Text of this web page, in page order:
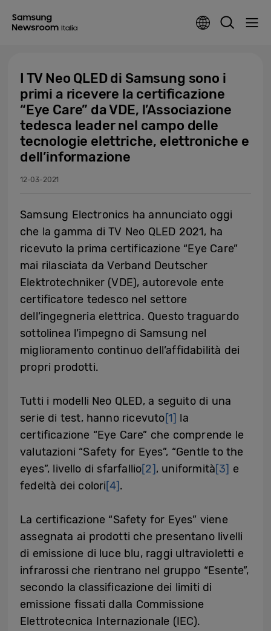
I TV Neo QLED di Samsung sono i
primi a ricevere la certificazione
“Eye Care” da VDE, l’Associazione
tedesca leader nel campo delle
tecnologie elettriche, elettroniche e
dell’informazione
12-03-2021
Samsung Electronics ha annunciato oggi
che la gamma di TV Neo QLED 2021, ha
ricevuto la prima certificazione “Eye Care”
mai rilasciata da Verband Deutscher
Elektrotechniker (VDE), autorevole ente
certificatore tedesco nel settore
dell’ingegneria elettrica. Questo traguardo
sottolinea l’impegno di Samsung nel
miglioramento continuo dell’affidabilità dei
propri prodotti.
Tutti i modelli Neo QLED, a seguito di una
serie di test, hanno ricevuto[1] la
certificazione “Eye Care” che comprende le
valutazioni “Safety for Eyes”, “Gentle to the
eyes”, livello di sfarfallio[2], uniformità[3] e
fedeltà dei colori[4].
La certificazione “Safety for Eyes” viene
assegnata ai prodotti che presentano livelli
di emissione di luce blu, raggi ultravioletti e
infrarossi che rientrano nel gruppo “Esente”,
secondo la classificazione dei limiti di
emissione fissati dalla Commissione
Elettrotecnica Internazionale (IEC).